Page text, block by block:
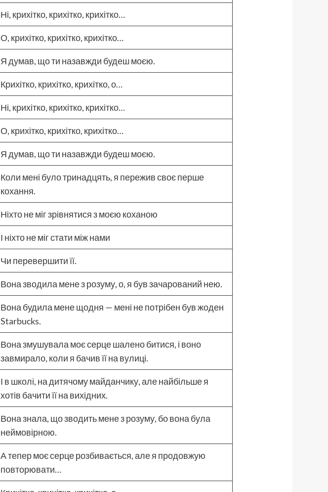
Ні, крихітко, крихітко, крихітко…
О, крихітко, крихітко, крихітко…
Я думав, що ти назавжди будеш моєю.
Крихітко, крихітко, крихітко, о…
Ні, крихітко, крихітко, крихітко…
О, крихітко, крихітко, крихітко…
Я думав, що ти назавжди будеш моєю.
Коли мені було тринадцять, я пережив своє перше
кохання.
Ніхто не міг зрівнятися з моєю коханою
І ніхто не міг стати між нами
Чи перевершити її.
Вона зводила мене з розуму, о, я був зачарований нею.
Вона будила мене щодня — мені не потрібен був жоден
Starbucks.
Вона змушувала моє серце шалено битися, і воно
завмирало, коли я бачив її на вулиці.
І в школі, на дитячому майданчику, але найбільше я
хотів бачити її на вихідних.
Вона знала, що зводить мене з розуму, бо вона була
неймовірною.
А тепер моє серце розбивається, але я продовжую
повторювати…